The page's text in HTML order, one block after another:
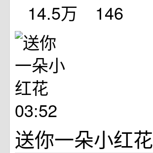
14.5万
146
03:52
送你一朵小红花